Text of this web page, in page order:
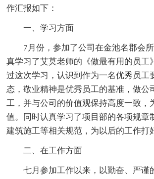
作汇报如下：
一、学习方面
7月份，参加了公司在金池名郡会
真学习了艾莫老师的《做最有用的员工
过这次学习，认识到作为一名优秀员工
态，敬业精神是优秀员工的基准，做公
工，并与公司的价值观保持高度一致，
值。同时认真学习了项目部的各项规章
建筑施工等相关规范，为以后的工作打
二、在工作方面
七月参加工作以来，以勤奋、严谨